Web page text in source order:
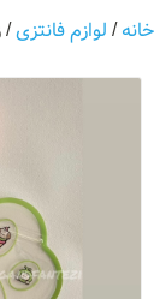
خانه/ لوازم فانتزی/